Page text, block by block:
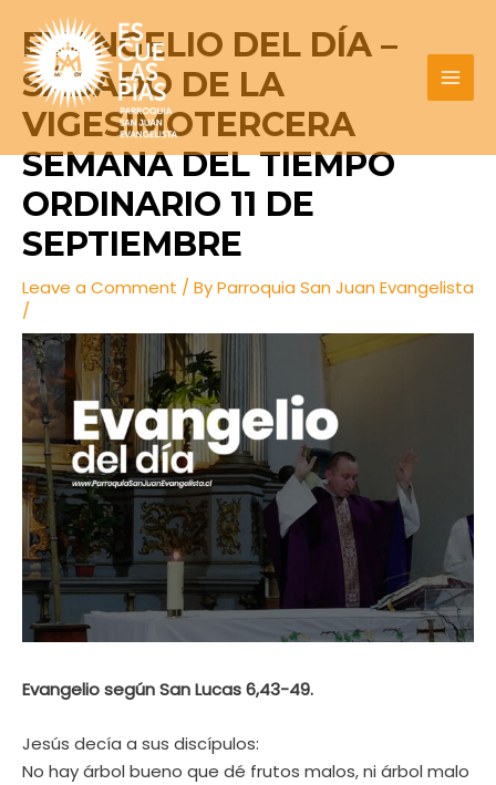
content
EVANGELIO DEL DÍA –
SÁBADO DE LA
VIGESIMOTERCERA
SEMANA DEL TIEMPO
ORDINARIO 11 DE
SEPTIEMBRE
Leave a Comment / ByParroquia San Juan Evangelista
/
Evangelio según San Lucas 6,43-49.
Jesús decía a sus discípulos:
No hay árbol bueno que dé frutos malos, ni árbol malo
navigation